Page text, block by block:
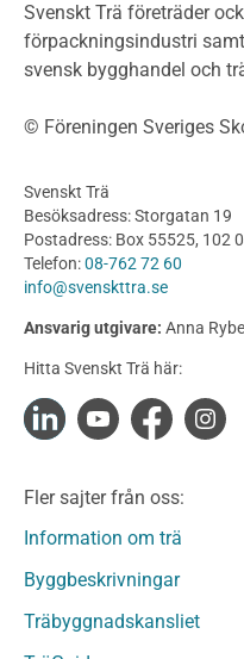
Byggsystem
Fasadsystem i
Bullerskärmar och
Byggnation och
Utförande
Produkter
Konstruktionsvirke
Konstruktionsvirke
Konstruktionsvirke
Konstruktionsvirke
Limträ
Fanerträ
Fanerträ Obehandlat
Träpanel och
Träpanel och
Svenskt Trä företräder
förpackningsindustri
svensk bygghandel och
© Föreningen Sveriges
Svenskt Trä
Besöksadress: Storgatan 19
Postadress: Box 55525, 102
Telefon:08-762 72 60
info@svenskttra.se
Ansvarig utgivare: Anna
Hitta Svenskt Trä här:
Fler sajter från oss:
Information om trä
Byggbeskrivningar
Träbyggnadskansliet